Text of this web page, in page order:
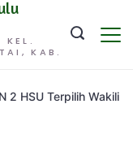
KAB.
2 HSU Terpilih Wakili